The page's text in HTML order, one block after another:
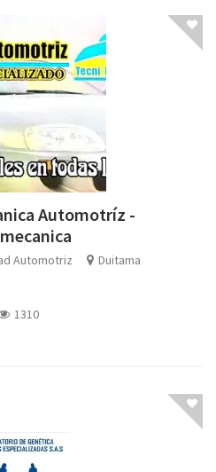
Automotríz -
Automotriz Duitama
1310